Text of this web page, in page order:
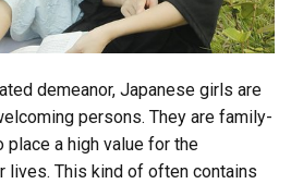
demeanor, Japanese girls are
persons. They are family-
a high value for the
lives. This kind of often contains